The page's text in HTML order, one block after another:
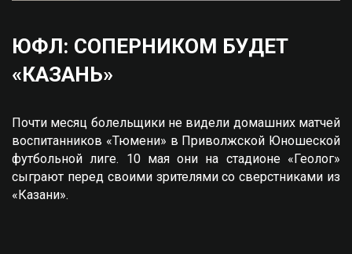
ЮФЛ: СОПЕРНИКОМ БУДЕТ
«КАЗАНЬ»
Почти месяц болельщики не видели домашних матчей
воспитанников «Тюмени» в Приволжской Юношеской
футбольной лиге. 10 мая они на стадионе «Геолог»
сыграют перед своими зрителями со сверстниками из
«Казани».